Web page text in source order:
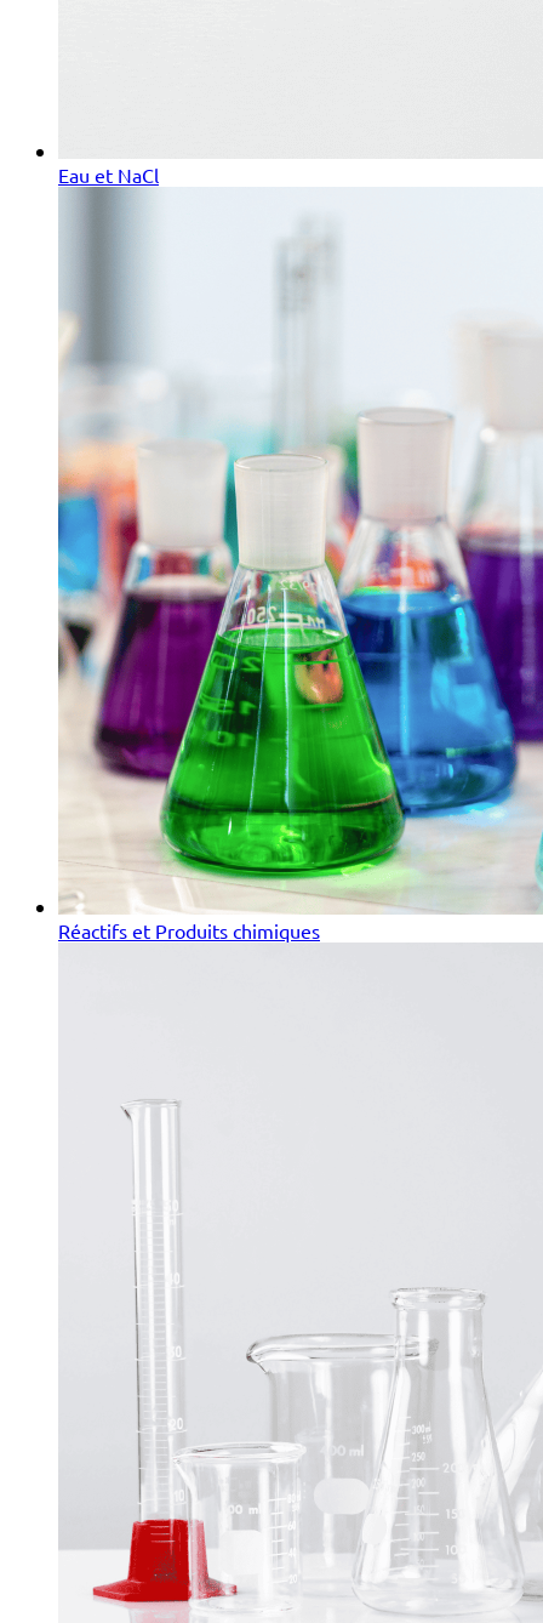
Eau et NaCl
Réactifs et Produits chimiques